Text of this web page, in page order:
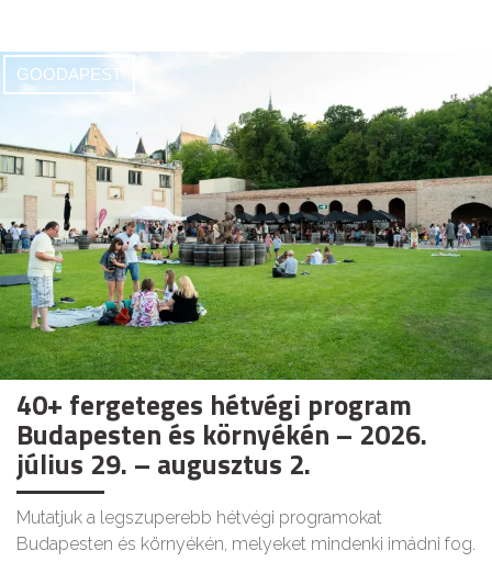
GOODAPEST
40+ fergeteges hétvégi program
Budapesten és környékén – 2026.
július 29. – augusztus 2.
Mutatjuk a legszuperebb hétvégi programokat
Budapesten és környékén, melyeket mindenki imádni fog.